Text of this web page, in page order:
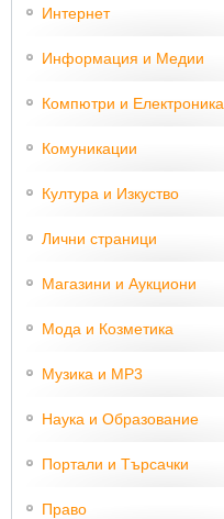
Интернет
Информация и Медии
Компютри и Електроника
Комуникации
Култура и Изкуство
Лични страници
Магазини и Аукциони
Мода и Козметика
Музика и MP3
Наука и Образование
Портали и Търсачки
Право